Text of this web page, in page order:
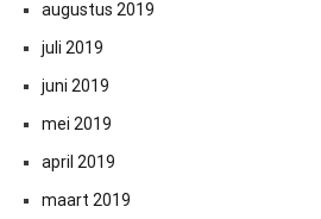
augustus 2019
juli 2019
juni 2019
mei 2019
april 2019
maart 2019